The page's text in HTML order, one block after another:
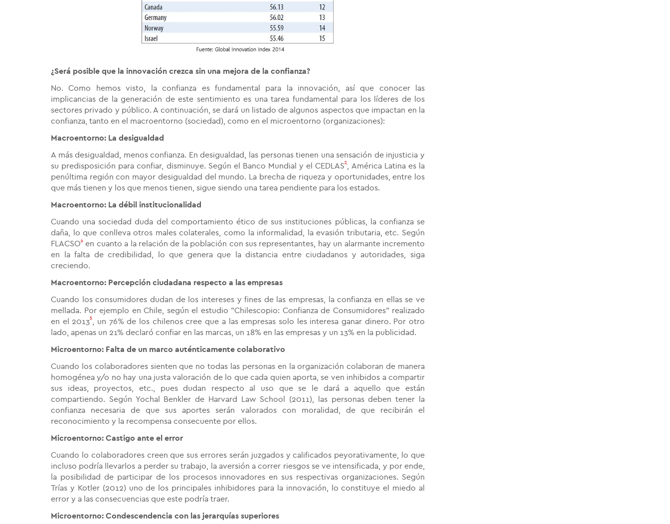
¿Será posible que la innovación crezca sin una mejora de la confianza?
No. Como hemos visto, la confianza es fundamental para la innovación, así que conocer las
implicancias de la generación de este sentimiento es una tarea fundamental para los líderes de los
sectores privado y público. A continuación, se dará un listado de algunos aspectos que impactan en la
confianza, tanto en el macroentorno (sociedad), como en el microentorno (organizaciones):
Macroentorno: La desigualdad
A más desigualdad, menos confianza. En desigualdad, las personas tienen una sensación de injusticia y
su predisposición para confiar, disminuye. Según el Banco Mundial y el CEDLAS3, América Latina es la
penúltima región con mayor desigualdad del mundo. La brecha de riqueza y oportunidades, entre los
que más tienen y los que menos tienen, sigue siendo una tarea pendiente para los estados.
Macroentorno: La débil institucionalidad
Cuando una sociedad duda del comportamiento ético de sus instituciones públicas, la confianza se
daña, lo que conlleva otros males colaterales, como la informalidad, la evasión tributaria, etc. Según
FLACSO4 en cuanto a la relación de la población con sus representantes, hay un alarmante incremento
en la falta de credibilidad, lo que genera que la distancia entre ciudadanos y autoridades, siga
creciendo.
Macroentorno: Percepción ciudadana respecto a las empresas
Cuando los consumidores dudan de los intereses y fines de las empresas, la confianza en ellas se ve
mellada. Por ejemplo en Chile, según el estudio "Chilescopio: Confianza de Consumidores" realizado
en el 20135, un 76% de los chilenos cree que a las empresas solo les interesa ganar dinero. Por otro
lado, apenas un 21% declaró confiar en las marcas, un 18% en las empresas y un 13% en la publicidad.
Microentorno: Falta de un marco auténticamente colaborativo
Cuando los colaboradores sienten que no todas las personas en la organización colaboran de manera
homogénea y/o no hay una justa valoración de lo que cada quien aporta, se ven inhibidos a compartir
sus ideas, proyectos, etc., pues dudan respecto al uso que se le dará a aquello que están
compartiendo. Según Yochal Benkler de Harvard Law School (2011), las personas deben tener la
confianza necesaria de que sus aportes serán valorados con moralidad, de que recibirán el
reconocimiento y la recompensa consecuente por ellos.
Microentorno: Castigo ante el error
Cuando lo colaboradores creen que sus errores serán juzgados y calificados peyorativamente, lo que
incluso podría llevarlos a perder su trabajo, la aversión a correr riesgos se ve intensificada, y por ende,
la posibilidad de participar de los procesos innovadores en sus respectivas organizaciones. Según
Trías y Kotler (2012) uno de los principales inhibidores para la innovación, lo constituye el miedo al
error y a las consecuencias que este podría traer.
Microentorno: Condescendencia con las jerarquías superiores